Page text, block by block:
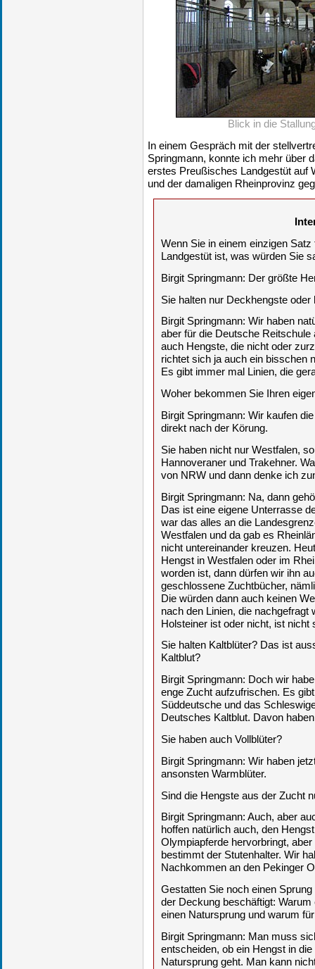
Blick in die
In einem Gespräch mit der
Springmann, konnte ich mehr über
erstes Preußisches Landgestüt auf
und der damaligen Rheinprovinz
Wenn Sie in einem einzigen
Landgestüt ist, was würden Sie
Birgit Springmann: Der größte
Sie halten nur Deckhengste
Birgit Springmann: Wir haben
aber für die Deutsche Reitschule
auch Hengste, die nicht oder
richtet sich ja auch ein bisschen
Es gibt immer mal Linien, die
Woher bekommen Sie Ihren
Birgit Springmann: Wir kaufen
direkt nach der Körung.
Sie haben nicht nur Westfalen,
Hannoveraner und Trakehner.
von NRW und dann denke ich
Birgit Springmann: Na, dann
Das ist eine eigene Unterrasse
war das alles an die
Westfalen und da gab es
nicht untereinander kreuzen.
Hengst in Westfalen oder im
worden ist, dann dürfen wir ihn
geschlossene Zuchtbücher,
Die würden dann auch keinen
nach den Linien, die nachgefragt
Holsteiner ist oder nicht, ist nicht
Sie halten Kaltblüter? Das ist
Kaltblut?
Birgit Springmann: Doch wir
enge Zucht aufzufrischen. Es
Süddeutsche und das
Deutsches Kaltblut. Davon
Sie haben auch Vollblüter?
Birgit Springmann: Wir haben
ansonsten Warmblüter.
Sind die Hengste aus der Zucht
Birgit Springmann: Auch, aber
hoffen natürlich auch, den
Olympiapferde hervorbringt,
bestimmt der Stutenhalter. Wir
Nachkommen an den Pekinger
Gestatten Sie noch einen
der Deckung beschäftigt:
einen Natursprung und warum
Birgit Springmann: Man muss
entscheiden, ob ein Hengst in
Natursprung geht. Man kann